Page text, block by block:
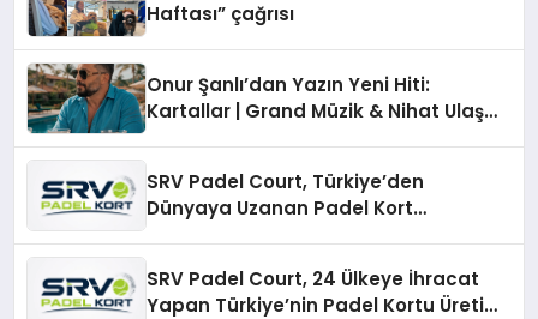
Haftası” çağrısı
Onur Şanlı’dan Yazın Yeni Hiti:
Kartallar | Grand Müzik & Nihat Ulaş
SRV Padel Court, Türkiye’den
Dünyaya Uzanan Padel Kort
SRV Padel Court, 24 Ülkeye İhracat
Yapan Türkiye’nin Padel Kortu Üretim